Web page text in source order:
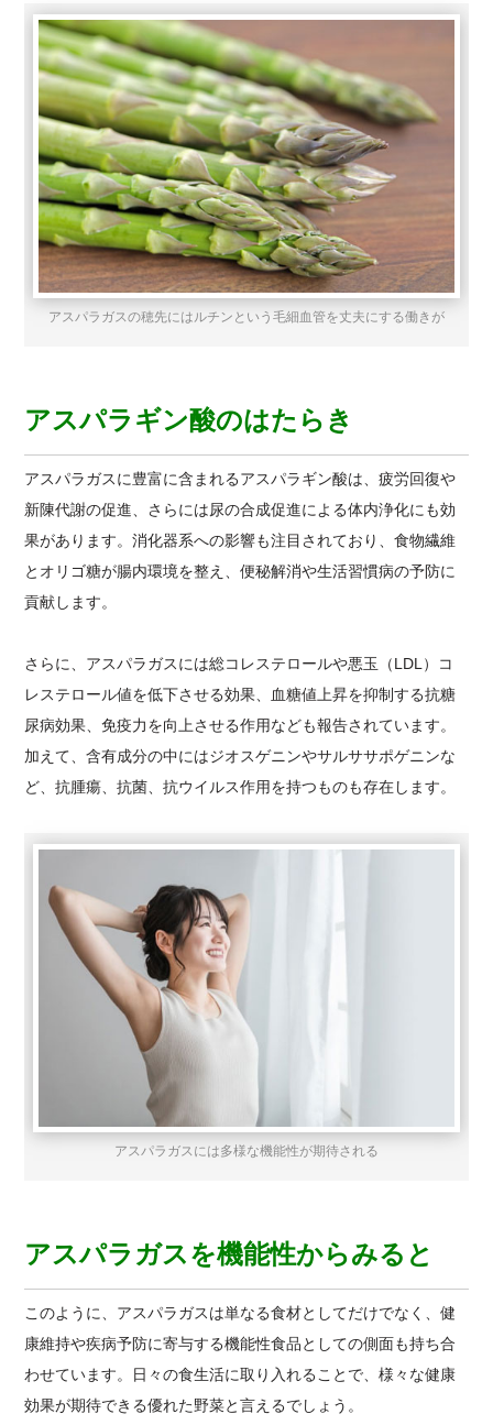
アスパラガスの穂先にはルチンという毛細血管を丈夫にする働きが
アスパラギン酸のはたらき
アスパラガスに豊富に含まれるアスパラギン酸は、疲労回復や
新陳代謝の促進、さらには尿の合成促進による体内浄化にも効
果があります。消化器系への影響も注目されており、食物繊維
とオリゴ糖が腸内環境を整え、便秘解消や生活習慣病の予防に
貢献します。
さらに、アスパラガスには総コレステロールや悪玉（LDL）コ
レステロール値を低下させる効果、血糖値上昇を抑制する抗糖
尿病効果、免疫力を向上させる作用なども報告されています。
加えて、含有成分の中にはジオスゲニンやサルササポゲニンな
ど、抗腫瘍、抗菌、抗ウイルス作用を持つものも存在します。
アスパラガスには多様な機能性が期待される
アスパラガスを機能性からみると
このように、アスパラガスは単なる食材としてだけでなく、健
康維持や疾病予防に寄与する機能性食品としての側面も持ち合
わせています。日々の食生活に取り入れることで、様々な健康
効果が期待できる優れた野菜と言えるでしょう。